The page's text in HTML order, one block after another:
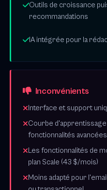
Outils de croissance
recommandations
IA intégrée pour la
Inconvénients
Interface et support
Courbe
fonctionnalités avancées
Les fonctionnalités de
plan Scale (43 $/mois)
Moins adapté pour